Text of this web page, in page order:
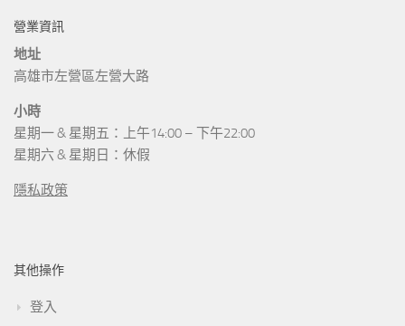
營業資訊
地址
高雄市左營區左營大路
小時
星期一 & 星期五：上午14:00 – 下午22:00
星期六 & 星期日：休假
隱私政策
其他操作
登入